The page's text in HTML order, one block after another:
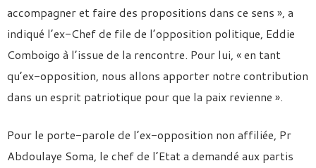
accompagner et faire des propositions dans ce sens », a
indiqué l’ex-Chef de file de l’opposition politique, Eddie
Comboigo à l’issue de la rencontre. Pour lui, « en tant
qu’ex-opposition, nous allons apporter notre contribution
dans un esprit patriotique pour que la paix revienne ».
Pour le porte-parole de l’ex-opposition non affiliée, Pr
Abdoulaye Soma, le chef de l’Etat a demandé aux partis